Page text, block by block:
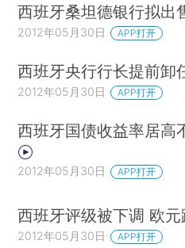
西班牙桑坦德银行拟出
2012年05月30日 APP打开
西班牙央行行长提前卸
2012年05月30日 APP打开
西班牙国债收益率居高
2012年05月30日 APP打开
西班牙评级被下调 欧
2012年05月30日 APP打开